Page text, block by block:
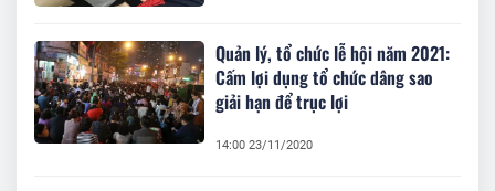
Quản lý, tổ chức lễ hội năm 2021:
Cấm lợi dụng tổ chức dâng sao
giải hạn để trục lợi
14:00 23/11/2020